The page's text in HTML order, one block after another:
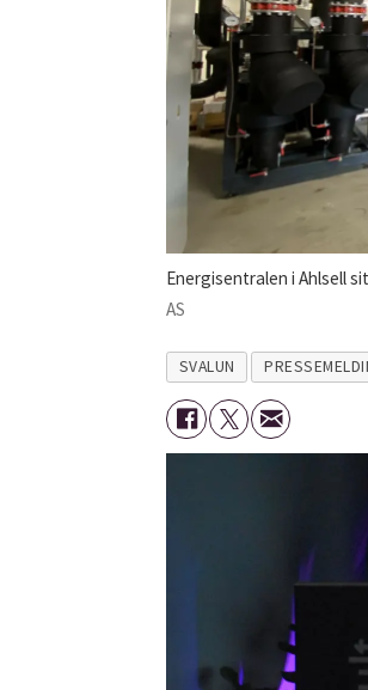
Energisentralen i Ahlsell
AS
SVALUN